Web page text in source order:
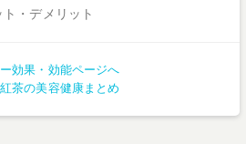
・デメリット
効果・効能ページへ
茶の美容健康まとめ